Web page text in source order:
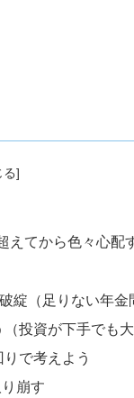
えてから色々心配
綻（足りない年金
投資が下手でも大
で考えよう
崩す